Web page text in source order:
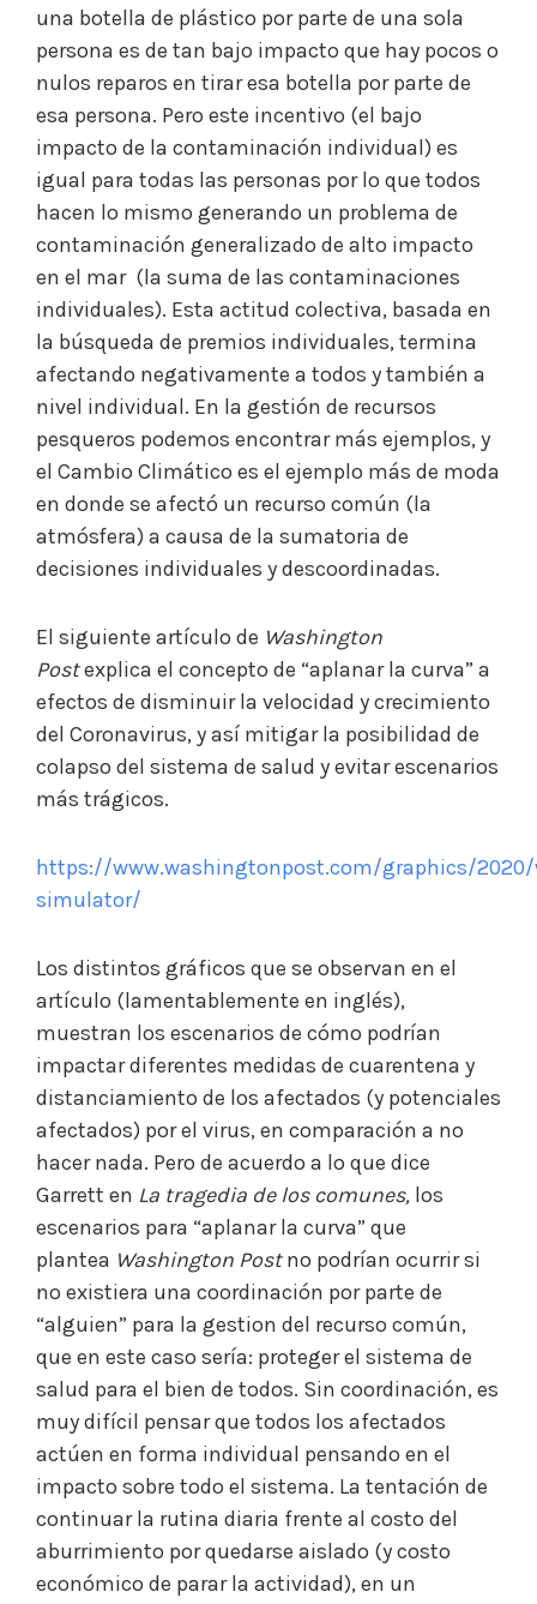
una botella de plástico por parte de una sola
persona es de tan bajo impacto que hay pocos o
nulos reparos en tirar esa botella por parte de
esa persona. Pero este incentivo (el bajo
impacto de la contaminación individual) es
igual para todas las personas por lo que todos
hacen lo mismo generando un problema de
contaminación generalizado de alto impacto
en el mar (la suma de las contaminaciones
individuales). Esta actitud colectiva, basada en
la búsqueda de premios individuales, termina
afectando negativamente a todos y también a
nivel individual. En la gestión de recursos
pesqueros podemos encontrar más ejemplos, y
el Cambio Climático es el ejemplo más de moda
en donde se afectó un recurso común (la
atmósfera) a causa de la sumatoria de
decisiones individuales y descoordinadas.
El siguiente artículo de Washington
Postexplica el concepto de “aplanar la curva” a
efectos de disminuir la velocidad y crecimiento
del Coronavirus, y así mitigar la posibilidad de
colapso del sistema de salud y evitar escenarios
más trágicos.
https://www.washingtonpost.com/graphics/
simulator/
Los distintos gráficos que se observan en el
artículo (lamentablemente en inglés),
muestran los escenarios de cómo podrían
impactar diferentes medidas de cuarentena y
distanciamiento de los afectados (y potenciales
afectados) por el virus, en comparación a no
hacer nada. Pero de acuerdo a lo que dice
Garrett en La tragedia de los comunes, los
escenarios para “aplanar la curva” que
plantea Washington Postno podrían ocurrir si
no existiera una coordinación por parte de
“alguien” para la gestion del recurso común,
que en este caso sería: proteger el sistema de
salud para el bien de todos. Sin coordinación, es
muy difícil pensar que todos los afectados
actúen en forma individual pensando en el
impacto sobre todo el sistema. La tentación de
continuar la rutina diaria frente al costo del
aburrimiento por quedarse aislado (y costo
económico de parar la actividad), en un